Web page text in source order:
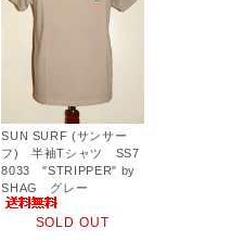
SUN SURF (サンサー
フ) 半袖Tシャツ SS7
8033 "STRIPPER" by
SHAG グレー
SOLD OUT